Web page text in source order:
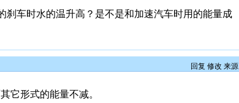
刹车时水的温升高？是不是和加速汽车时用的能量成
回复 修改 来源
它形式的能量不减。